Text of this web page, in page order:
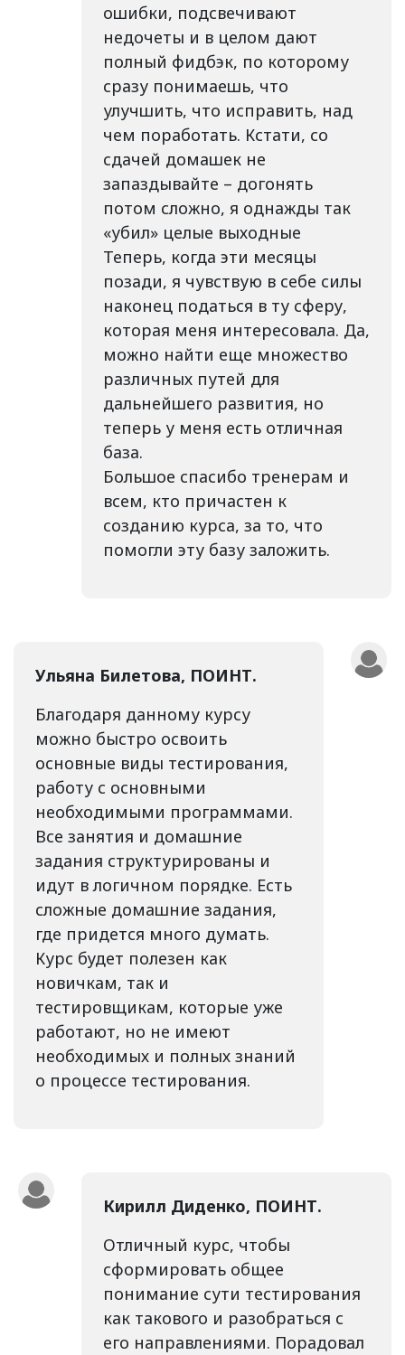
ошибки, подсвечивают
недочеты и в целом дают
полный фидбэк, по которому
сразу понимаешь, что
улучшить, что исправить, над
чем поработать. Кстати, со
сдачей домашек не
запаздывайте – догонять
потом сложно, я однажды так
«убил» целые выходные
Теперь, когда эти месяцы
позади, я чувствую в себе силы
наконец податься в ту сферу,
которая меня интересовала. Да,
можно найти еще множество
различных путей для
дальнейшего развития, но
теперь у меня есть отличная
база.
Большое спасибо тренерам и
всем, кто причастен к
созданию курса, за то, что
помогли эту базу заложить.
Ульяна Билетова, ПОИНТ.
Благодаря данному курсу
можно быстро освоить
основные виды тестирования,
работу с основными
необходимыми программами.
Все занятия и домашние
задания структурированы и
идут в логичном порядке. Есть
сложные домашние задания,
где придется много думать.
Курс будет полезен как
новичкам, так и
тестировщикам, которые уже
работают, но не имеют
необходимых и полных знаний
о процессе тестирования.
Кирилл Диденко, ПОИНТ.
Отличный курс, чтобы
сформировать общее
понимание сути тестирования
как такового и разобраться с
его направлениями. Порадовал